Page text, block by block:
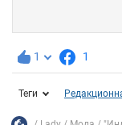
1 1
Теги